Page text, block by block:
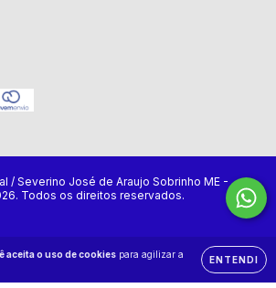
aceita o uso de cookies para agilizar a
ENTENDI
/ Severino José de Araujo Sobrinho ME -
Todos os direitos reservados.